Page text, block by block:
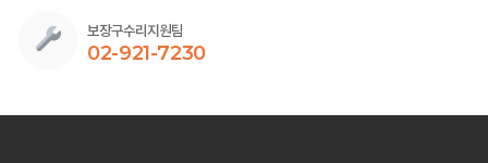
보장구수리지원팀
02-921-7230